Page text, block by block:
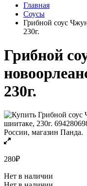
Главная
Соусы
Грибной соус
230г.
Грибной
230г.
280₽
Нет в наличии